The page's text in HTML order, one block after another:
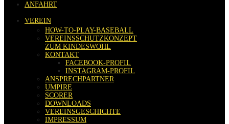
ANFAHRT
VEREIN
HOW-TO-PLAY-BASEBALL
VEREINSSCHUTZKONZEPT
ZUM KINDESWOHL
KONTAKT
FACEBOOK-PROFIL
INSTAGRAM-PROFIL
ANSPRECHPARTNER
UMPIRE
SCORER
DOWNLOADS
VEREINSGESCHICHTE
IMPRESSUM